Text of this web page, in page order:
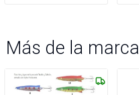
Más de la marca